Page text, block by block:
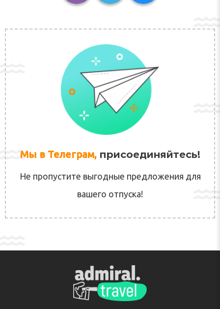
Мы в Телеграм,присоединяйтесь!
Не пропустите выгодные предложения для
вашего отпуска!